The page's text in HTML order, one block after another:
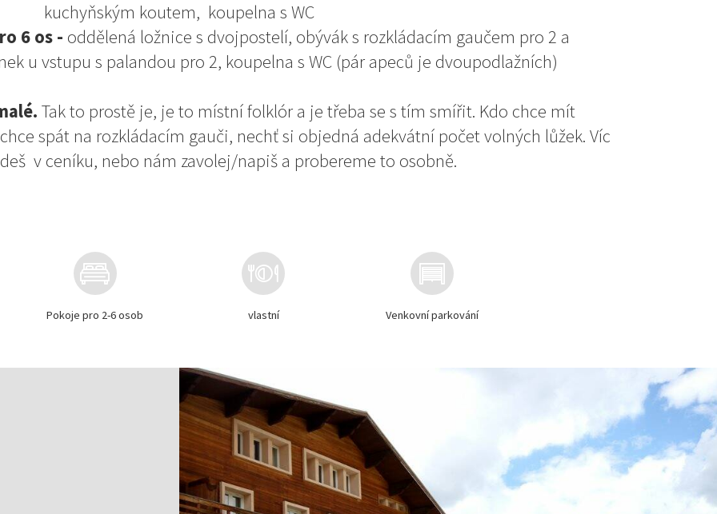
kuchyňským koutem, koupelna s WC
6 os - oddělená ložnice s dvojpostelí, obývák s rozkládacím gaučem pro 2 a
u vstupu s palandou pro 2, koupelna s WC (pár apeců je dvoupodlažních)
Tak to prostě je, je to místní folklór a je třeba se s tím smířit. Kdo chce mít
spát na rozkládacím gauči, nechť si objedná adekvátní počet volných lůžek. Víc
v ceníku, nebo nám zavolej/napiš a probereme to osobně.
Pokoje pro 2-6 osob vlastní Venkovní parkování